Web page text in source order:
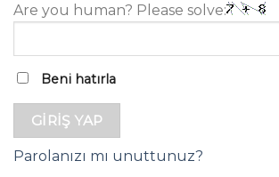
Are you human? Please solve:
Beni hatırla
GIRIŞ YAP
Parolanızı mı unuttunuz?